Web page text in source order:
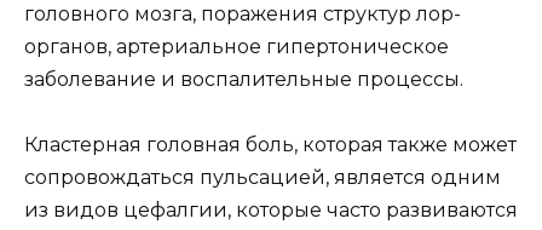
головного мозга, поражения структур лор-
органов, артериальное гипертоническое
заболевание и воспалительные процессы.
Кластерная головная боль, которая также может
сопровождаться пульсацией, является одним
из видов цефалгии, которые часто развиваются